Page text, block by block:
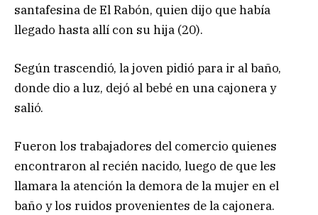
santafesina de El Rabón, quien dijo que había
llegado hasta allí con su hija (20).
Según trascendió, la joven pidió para ir al baño,
donde dio a luz, dejó al bebé en una cajonera y
salió.
Fueron los trabajadores del comercio quienes
encontraron al recién nacido, luego de que les
llamara la atención la demora de la mujer en el
baño y los ruidos provenientes de la cajonera.